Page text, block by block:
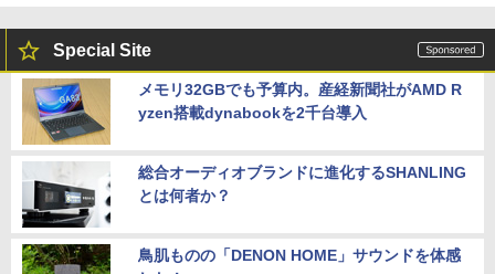
Special Site
メモリ32GBでも予算内。産経新聞社がAMD R
yzen搭載dynabookを2千台導入
総合オーディオブランドに進化するSHANLING
とは何者か？
鳥肌ものの「DENON HOME」サウンドを体感